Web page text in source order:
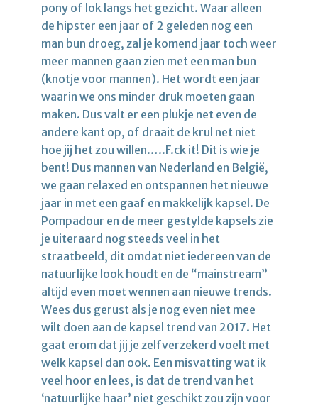
pony of lok langs het gezicht. Waar alleen
de hipster een jaar of 2 geleden nog een
man bun droeg, zal je komend jaar toch weer
meer mannen gaan zien met een man bun
(knotje voor mannen). Het wordt een jaar
waarin we ons minder druk moeten gaan
maken. Dus valt er een plukje net even de
andere kant op, of draait de krul net niet
hoe jij het zou willen…..F.ck it! Dit is wie je
bent! Dus mannen van Nederland en België,
we gaan relaxed en ontspannen het nieuwe
jaar in met een gaaf en makkelijk kapsel. De
Pompadour en de meer gestylde kapsels zie
je uiteraard nog steeds veel in het
straatbeeld, dit omdat niet iedereen van de
natuurlijke look houdt en de “mainstream”
altijd even moet wennen aan nieuwe trends.
Wees dus gerust als je nog even niet mee
wilt doen aan de kapsel trend van 2017. Het
gaat erom dat jij je zelfverzekerd voelt met
welk kapsel dan ook. Een misvatting wat ik
veel hoor en lees, is dat de trend van het
‘natuurlijke haar’ niet geschikt zou zijn voor